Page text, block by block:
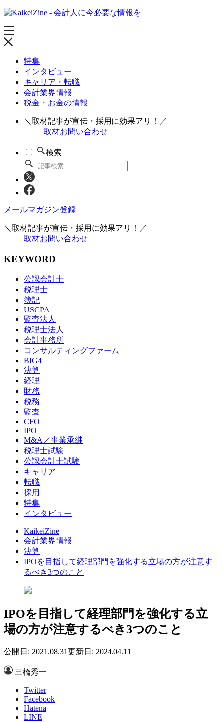
特集
インタビュー
キャリア・転職
会計業界情報
税金・お金の情報
＼取材記事が宣伝・採用に効果アリ！／
取材お問い合わせ
検索
メールマガジン登録
＼取材記事が宣伝・採用に効果アリ！／
取材お問い合わせ
KEYWORD
公認会計士
税理士
簿記
USCPA
監査法人
税理士法人
会計事務所
コンサルティングファーム
BIG4
決算
経理
財務
税務
監査
CFO
IPO
M&A／事業承継
税理士試験
公認会計士試験
キャリア
転職
採用
特集
インタビュー
KaikeiZine
会計業界情報
決算
IPOを目指して経理部門を強化する立場の方が注意す
るべき3つのこと
IPOを目指して経理部門を強化する立
場の方が注意するべき3つのこと
公開日: 2021.08.31更新日: 2024.04.11
三橋秀一
Twitter
Facebook
Hatena
LINE